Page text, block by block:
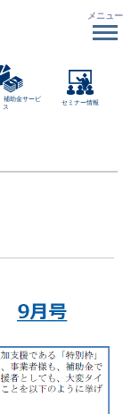
メニュー
補助金サービ
ス
セミナー情報